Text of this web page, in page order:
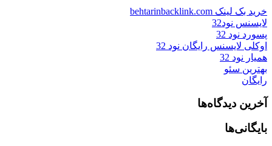
خرید بک لینک behtarinbacklink.com
لایسنس نود32
پسورد نود 32
اوکلی لایسنس رایگان نود 32
همیار نود 32
بهترین سئو
رایگان
آخرین دیدگاه‌ها
بایگانی‌ها